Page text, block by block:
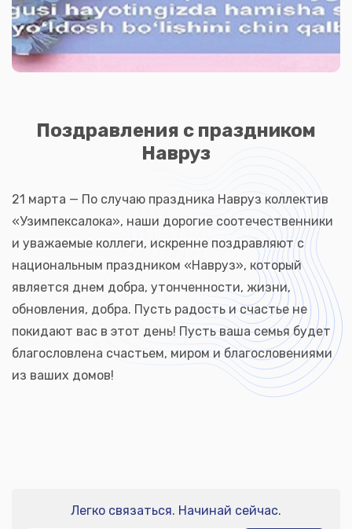
Поздравления с праздником
Навруз
21 марта — По случаю праздника Навруз коллектив
«Узимпексалока», наши дорогие соотечественники
и уважаемые коллеги, искренне поздравляют с
национальным праздником «Навруз», который
является днем ​​добра, утонченности, жизни,
обновления, добра. Пусть радость и счастье не
покидают вас в этот день! Пусть ваша семья будет
благословлена ​​​​счастьем, миром и благословениями
из ваших домов!
Легко связаться. Начинай сейчас.